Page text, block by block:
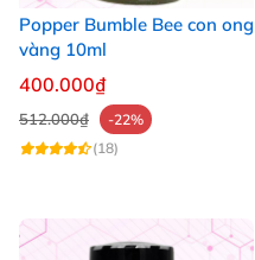
Popper Bumble Bee con ong
vàng 10ml
400.000₫
512.000₫
-22%
(18)